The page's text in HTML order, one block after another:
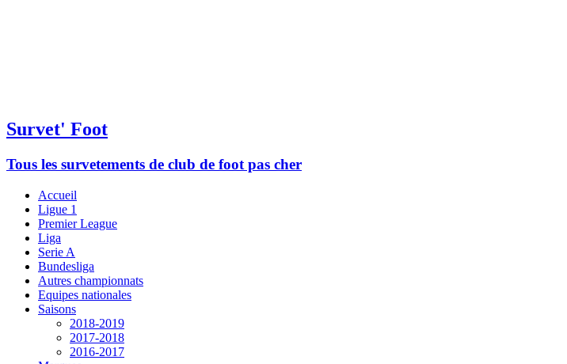
Survet' Foot
Tous les survetements de club de foot pas cher
Accueil
Ligue 1
Premier League
Liga
Serie A
Bundesliga
Autres championnats
Equipes nationales
Saisons
2018-2019
2017-2018
2016-2017